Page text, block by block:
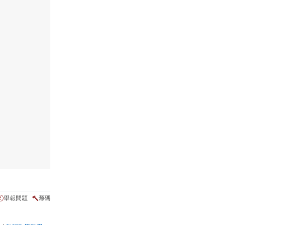
舉報問題 源碼